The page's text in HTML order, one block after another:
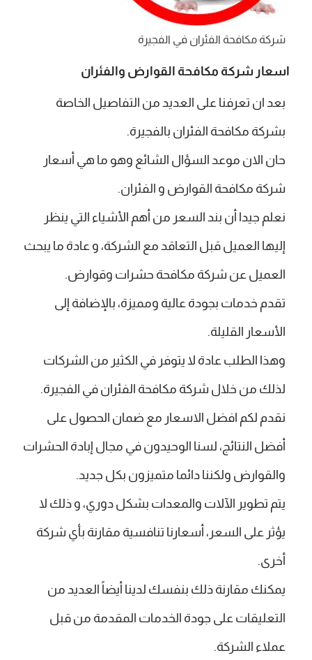
شركة مكافحة الفئران في الفجيرة
اسعار شركة مكافحة القوارض والفئران
بعد ان تعرفنا على العديد من التفاصيل الخاصة
بشركة مكافحة الفئران بالفجيرة.
حان الان موعد السؤال الشائع وهو ما هي أسعار
شركة مكافحة القوارض و الفئران.
نعلم جيدا أن بند السعر من أهم الأشياء التي ينظر
إليها العميل قبل التعاقد مع الشركة، و عادة ما يبحث
العميل عن شركة مكافحة حشرات وقوارض.
تقدم خدمات بجودة عالية ومميزة، بالإضافة إلى
الأسعار القليلة.
وهذا الطلب عادة لا يتوفر في الكثير من الشركات
لذلك من خلال شركة مكافحة الفئران في الفجيرة.
نقدم لكم افضل الاسعار مع ضمان الحصول على
أفضل النتائج، لسنا الوحيدون في مجال إبادة الحشرات
والقوارض ولكننا دائما متميزون بكل جديد.
يتم تطوير الآلات والمعدات بشكل دوري، و ذلك لا
يؤثر على السعر، أسعارنا تنافسية مقارنة بأي شركة
أخرى.
يمكنك مقارنة ذلك بنفسك لدينا أيضاً العديد من
التعليقات على جودة الخدمات المقدمة من قبل
عملاء الشركة.